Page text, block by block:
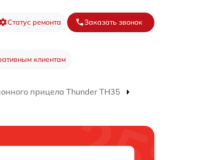
Статус ремонта Заказать звонок
клиентам
прицела Thunder TH35